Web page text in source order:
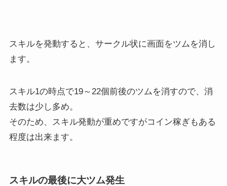
スキルを発動すると、サークル状に画面をツムを消し
ます。
スキル1の時点で19～22個前後のツムを消すので、消
去数は少し多め。
そのため、スキル発動が重めですがコイン稼ぎもある
程度は出来ます。
スキルの最後に大ツム発生